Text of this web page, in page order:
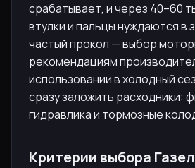
срабатывает, и через 40–60
втулки и пальцы нуждаются в
частый прокол — выбор
рекомендациям
использовании в холодный
сразу заложить расходники:
гидравлика и тормозные
Критерии выбора